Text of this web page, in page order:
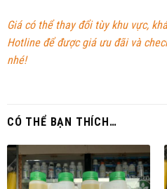
Giá có thể thay đổi tùy khu vực,
Hotline để được giá ưu đãi và
nhé!
CÓ THỂ BẠN THÍCH…